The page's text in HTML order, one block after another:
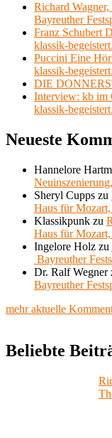
Richard
Bayreuther
Franz Schubert
klassik-
Puccini Eine
klassik-
DIE
Interview: kb im
klassik-
Neueste
Hannelore
Sheryl Cupps zu
Haus für
Klassikpunk zu
Haus für
Ingelore Holz zu
Bayreuther
Dr. Ralf Wegner
Bayreuther
mehr aktuelle
Beliebte